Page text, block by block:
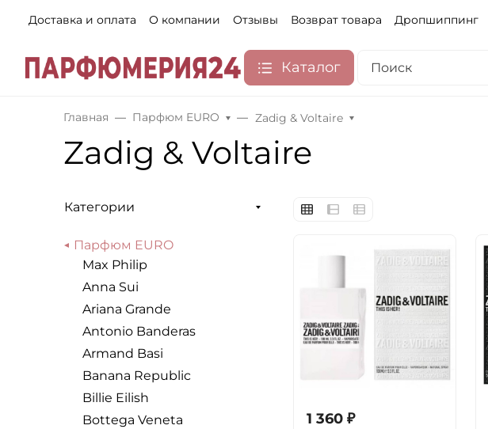
Доставка и оплата О компании Отзывы Возврат товара Дропшиппинг
Каталог
Главная Парфюм EURO Zadig & Voltaire
Zadig & Voltaire
Категории
Парфюм EURO
Max Philip
Anna Sui
Ariana Grande
Antonio Banderas
Armand Basi
Banana Republic
Billie Eilish
Bottega Veneta
1 360 ₽